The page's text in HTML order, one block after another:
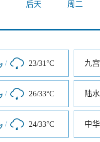
后天 周二
/ 23/31°C 九
/ 26/33°C 陆
/ 24/33°C 中